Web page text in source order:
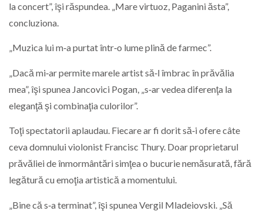
la concert”, îşi răspundea. „Mare virtuoz, Paganini ăsta”,
concluziona.
„Muzica lui m‑a purtat într‑o lume plină de farmec”.
„Dacă mi‑ar permite marele artist să‑l îmbrac în prăvălia
mea”, îşi spunea Jancovici Pogan, „s‑ar vedea diferenţa la
eleganţă şi combinaţia culorilor”.
Toţi spectatorii aplaudau. Fiecare ar fi dorit să‑i ofere câte
ceva domnului violonist Francisc Thury. Doar proprietarul
prăvăliei de înmormântări simţea o bucurie nemăsurată, fără
legătură cu emoţia artistică a momentului.
„Bine că s‑a terminat”, îşi spunea Vergil Mladeiovski. „Să